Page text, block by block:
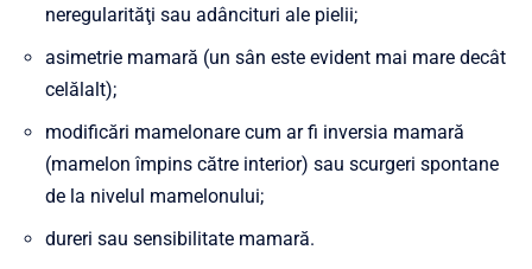
neregularităţi sau adâncituri ale pielii;
asimetrie mamară (un sân este evident mai mare decât
celălalt);
modificări mamelonare cum ar fi inversia mamară
(mamelon împins către interior) sau scurgeri spontane
de la nivelul mamelonului;
dureri sau sensibilitate mamară.